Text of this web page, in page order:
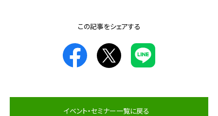
この記事をシェアする
イベント・セミナー一覧に戻る